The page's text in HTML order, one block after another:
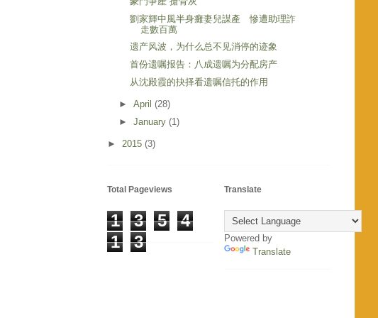
劉家輝中風半身癱妻兒謀產 慘遭助理詐
走數百萬
遗产风波，为什么总不见消停的迹象
首份遗嘱报告：八成遗嘱为分配房产
从沈殿霞的抉择看遗嘱信托的作用
► April (28)
► January (1)
► 2015 (3)
Total Pageviews
1 3 5
4
1
3
Translate
Powered by
Translate